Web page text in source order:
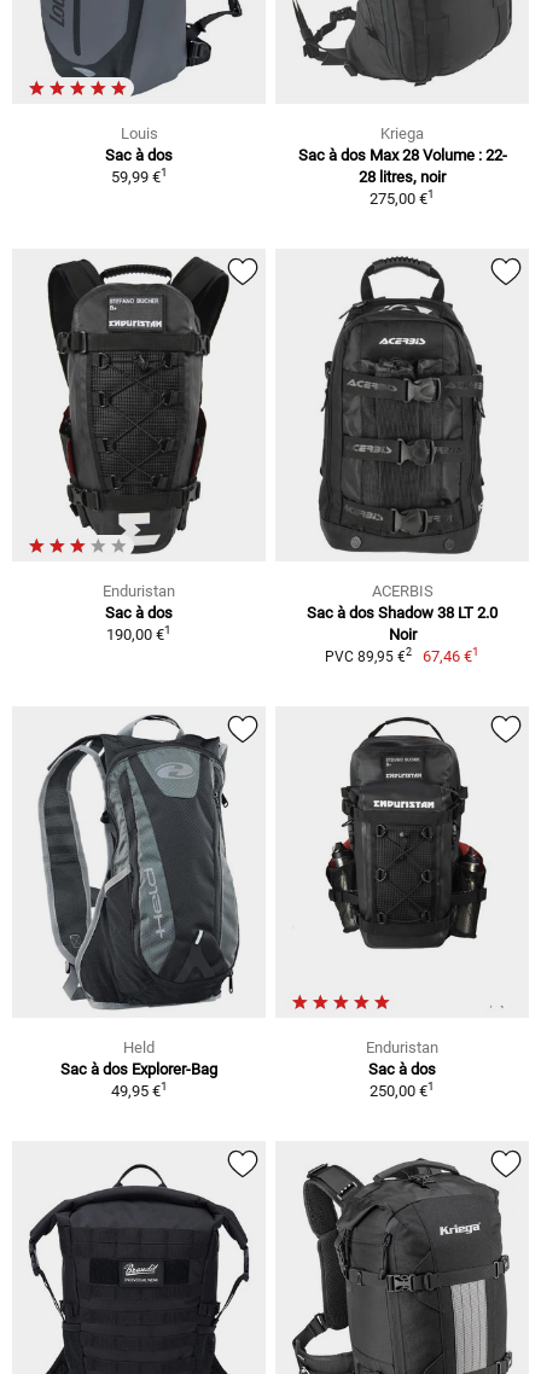
Louis
Sac à dos
59,99 €1
Kriega
Sac à dos Max 28 Volume : 22-
28 litres, noir
275,00 €1
Enduristan
Sac à dos
190,00 €1
ACERBIS
Sac à dos Shadow 38 LT 2.0
Noir
PVC 89,95 €2 67,46 €1
Held
Sac à dos Explorer-Bag
49,95 €1
Enduristan
Sac à dos
250,00 €1